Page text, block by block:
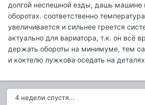
долгой неспешной езды, дашь машине
оборотах. соответственно
увеличивается и сильнее греется
актуально для вариатора, т.к. он всё
держать обороты на минимуме, тем
и коктелю лужкова оседать на
4 недели спустя...